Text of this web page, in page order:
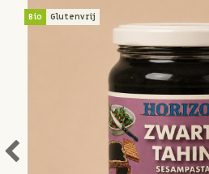
Bio Glutenvrij